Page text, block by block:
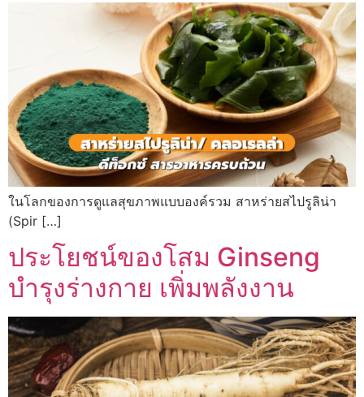
ในโลกของการดูแลสุขภาพแบบองค์รวม สาหร่ายสไปรูลิน่า
(Spir […]
ประโยชน์ของโสม Ginseng
บำรุงร่างกาย เพิ่มพลังงาน